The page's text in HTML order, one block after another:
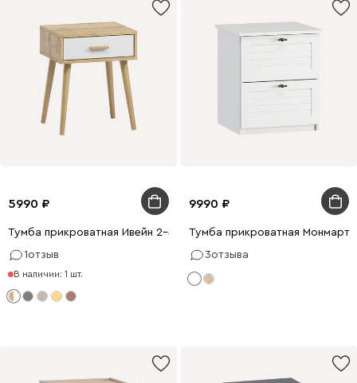
5990
Тумба прикроватная Ивейн 2-42x52 Белый/Дуб Золотистый
1отзыв
В наличии: 1 шт.
9990
Тумба прикроватная Монмарт
3отзыва